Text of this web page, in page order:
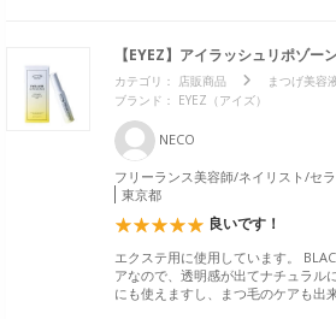
【EYEZ】アイラッシュリポゾ
カテゴリ： 店販商品 まつげ美容
ブランド： EYEZ（アイズ）
NECO
フリーランス美容師/ネイリスト/セ
東京都
良いです！
エクステ用に使用しています。
アなので、透明感が出てナチュラル
にも使えますし、まつ毛のケアも出